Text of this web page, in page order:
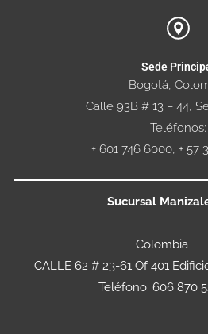
Sede
Bogotá,
Calle 93B # 13 – 44,
Teléfonos:
+ 601 746 6000, + 57
Sucursal
Colombia
CALLE 62 # 23-61 Of 401
Teléfono: 606 870